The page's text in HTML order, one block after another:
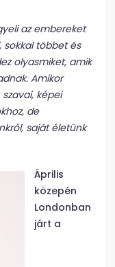
az embereket
sokkal többet és
olyasmiket, amik
Amikor
képei
de
saját életünk
Április
közepén
Londonban
járt a